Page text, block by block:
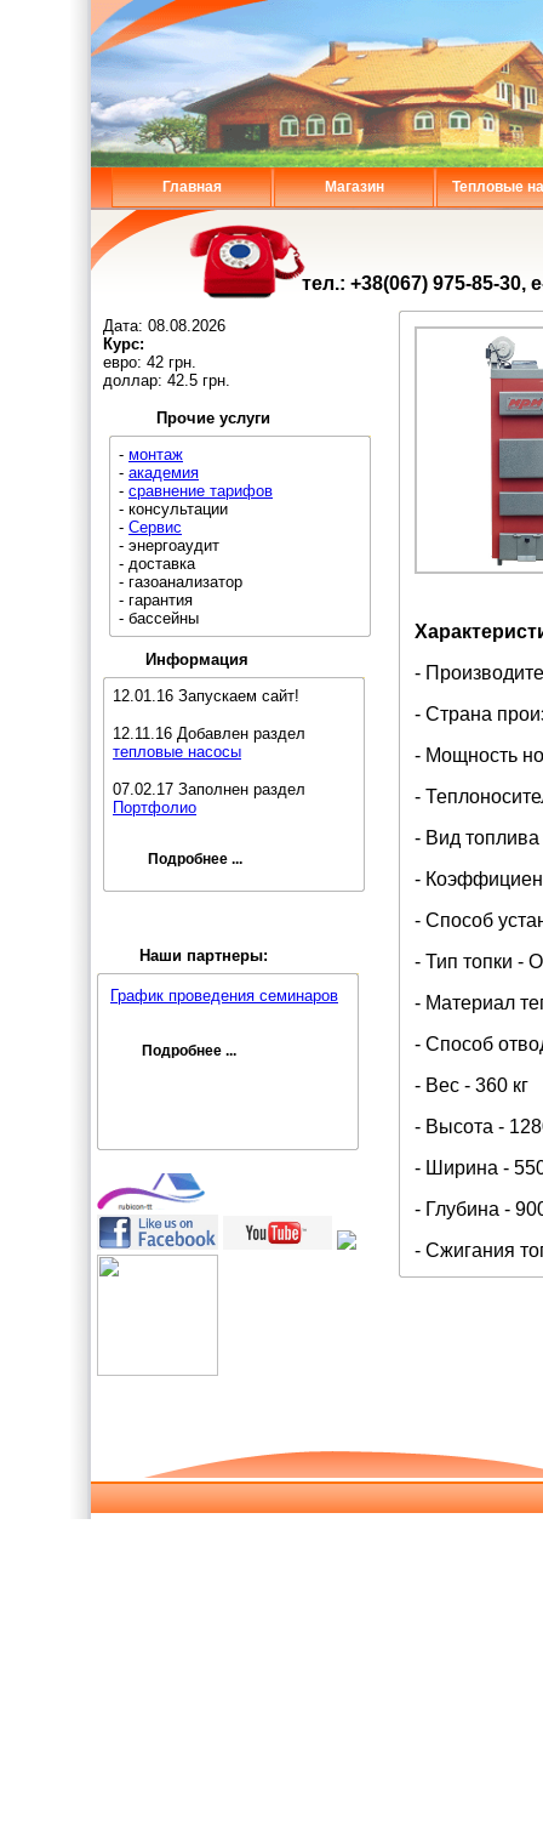
Главная Магазин Тепловые
тел.: +38(067) 975-85-30,
Дата: 08.08.2026
Курс:
евро: 42 грн.
доллар: 42.5 грн.
Прочие услуги
- монтаж
- академия
- сравнение тарифов
- консультации
- Сервис
- энергоаудит
- доставка
- газоанализатор
- гарантия
- бассейны
Информация
12.01.16 Запускаем сайт!
12.11.16 Добавлен раздел
тепловые насосы
07.02.17 Заполнен раздел
Портфолио
Подробнее ...
Наши партнеры:
График проведения семинаров
Подробнее ...
-
- Страна
- Мощность
-
- Вид
-
- Способ
- Тип топки -
- Материал
- Способ
- Вес - 360 кг
- Высота -
- Ширина -
- Глубина -
- Сжигания